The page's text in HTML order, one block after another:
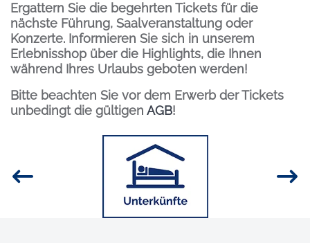
Ergattern Sie die begehrten Tickets für die
nächste Führung, Saalveranstaltung oder
Konzerte. Informieren Sie sich in unserem
Erlebnisshop über die Highlights, die Ihnen
während Ihres Urlaubs geboten werden!
Bitte beachten Sie vor dem Erwerb der Tickets
unbedingt die gültigen AGB!
Bild